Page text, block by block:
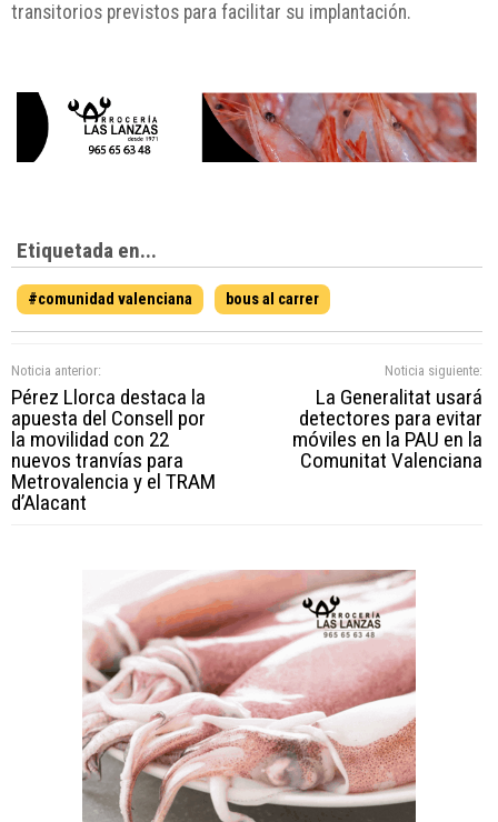
transitorios previstos para facilitar su implantación.
Etiquetada en...
#comunidad valenciana bous al carrer
Noticia anterior:
Pérez Llorca destaca la
apuesta del Consell por
la movilidad con 22
nuevos tranvías para
Metrovalencia y el TRAM
d’Alacant
Noticia siguiente:
La Generalitat usará
detectores para evitar
móviles en la PAU en la
Comunitat Valenciana